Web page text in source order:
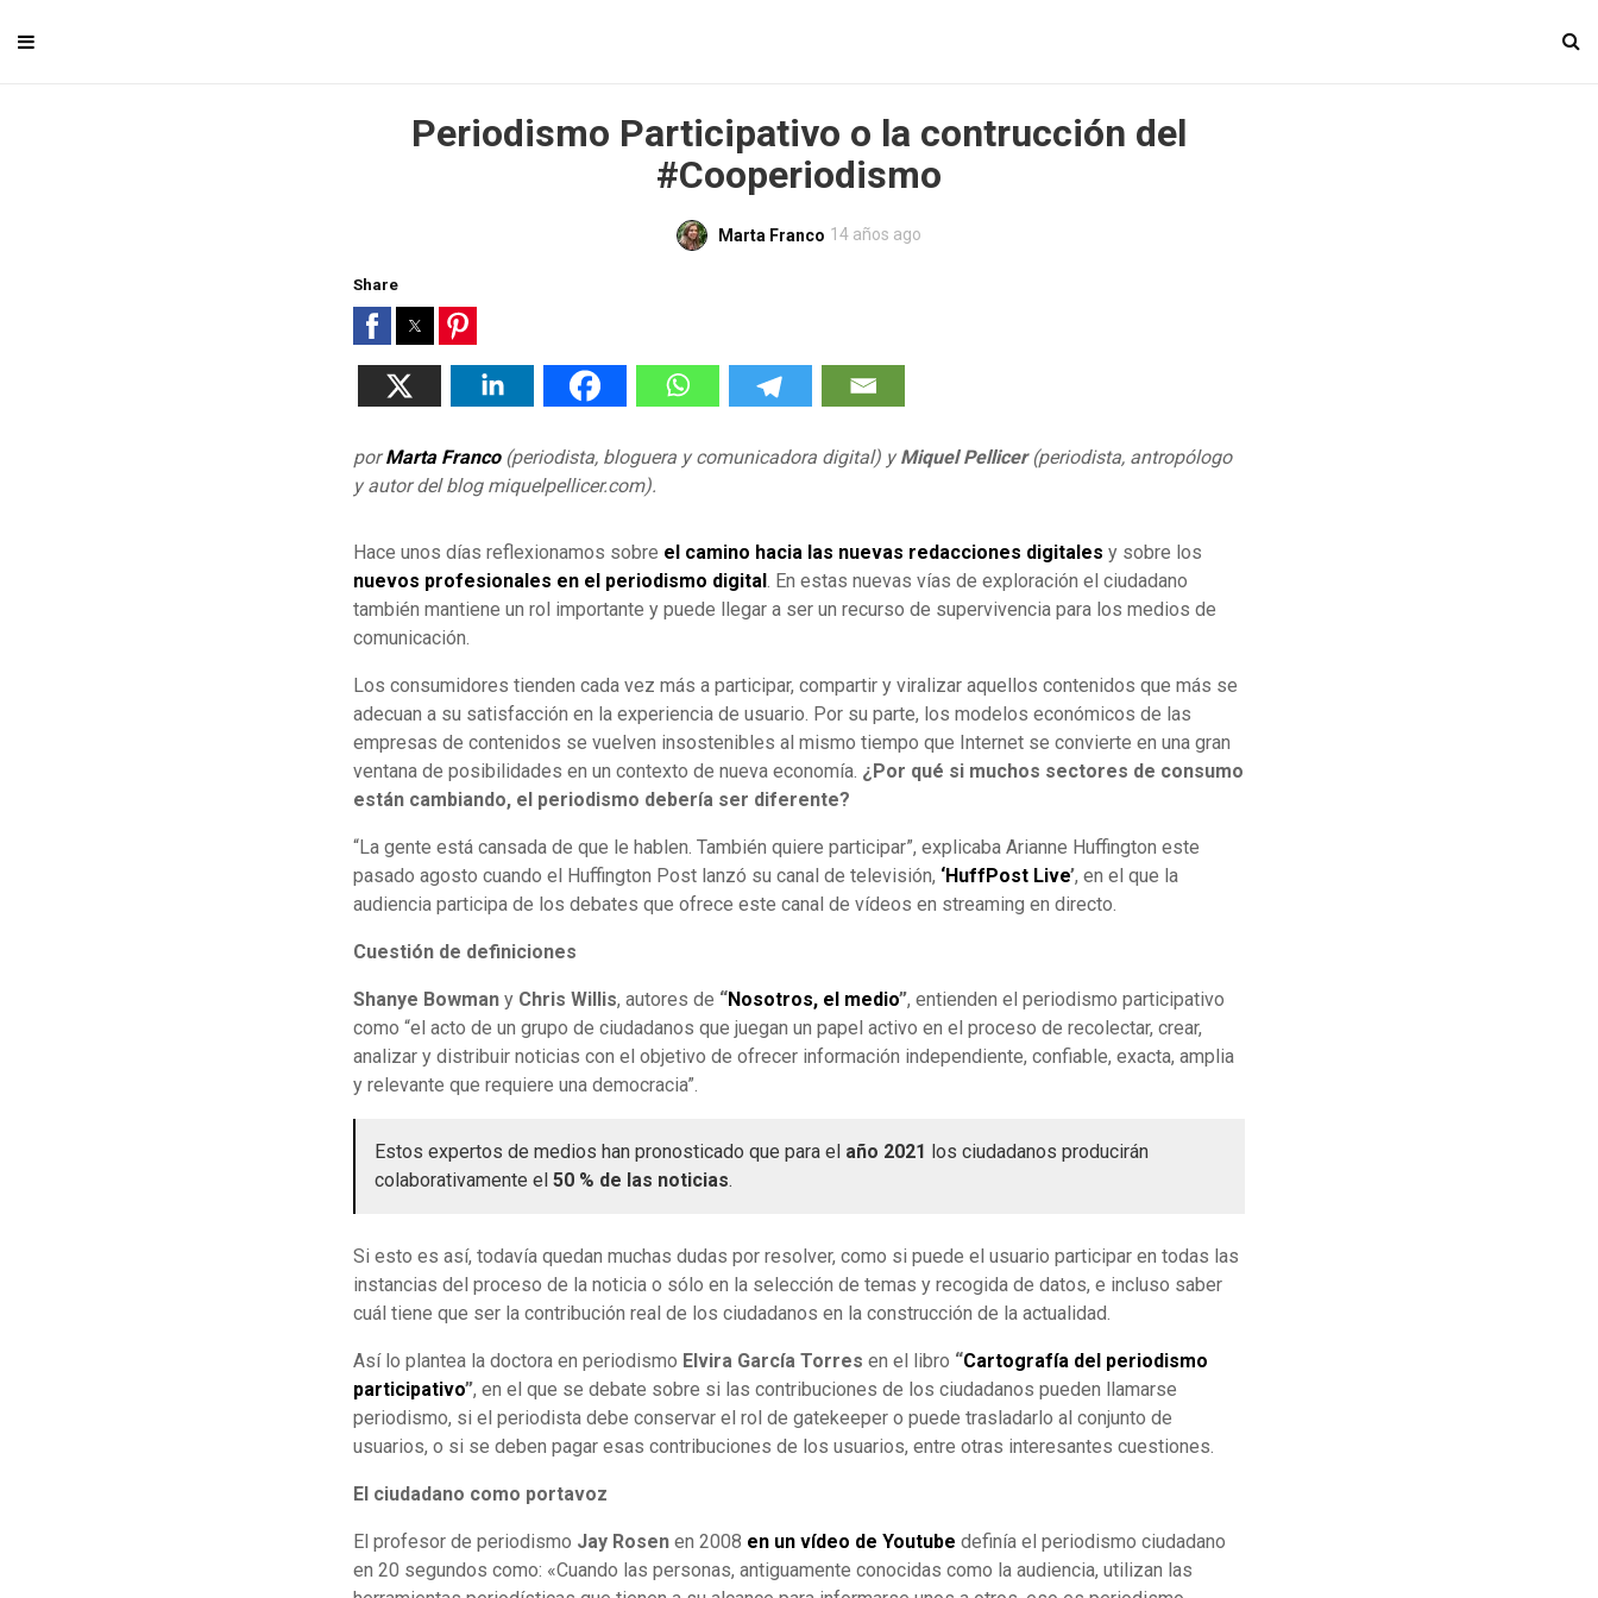
Periodismo Participativo o la contrucción del
#Cooperiodismo
Marta Franco 14 años ago
Share
porMarta Franco(periodista, bloguera y comunicadora digital) yMiquel Pellicer(periodista, antropólogo
y autor del blog miquelpellicer.com).
Hace unos días reflexionamos sobre el camino hacia las nuevas redacciones digitales y sobre los
nuevos profesionales en el periodismo digital . En estas nuevas vías de exploración el ciudadano
también mantiene un rol importante y puede llegar a ser un recurso de supervivencia para los medios de
comunicación.
Los consumidores tienden cada vez más a participar, compartir y viralizar aquellos contenidos que más se
adecuan a su satisfacción en la experiencia de usuario. Por su parte, los modelos económicos de las
empresas de contenidos se vuelven insostenibles al mismo tiempo que Internet se convierte en una gran
ventana de posibilidades en un contexto de nueva economía. ¿Por qué si muchos sectores de consumo
están cambiando, el periodismo debería ser diferente?
“La gente está cansada de que le hablen. También quiere participar”, explicaba Arianne Huffington este
pasado agosto cuando el Huffington Post lanzó su canal de televisión, ‘HuffPost Live’, en el que la
audiencia participa de los debates que ofrece este canal de vídeos en streaming en directo.
Cuestión de definiciones
Shanye Bowman y Chris Willis, autores de “Nosotros, el medio”, entienden el periodismo participativo
como “el acto de un grupo de ciudadanos que juegan un papel activo en el proceso de recolectar, crear,
analizar y distribuir noticias con el objetivo de ofrecer información independiente, confiable, exacta, amplia
y relevante que requiere una democracia”.
Estos expertos de medios han pronosticado que para el año 2021 los ciudadanos producirán
colaborativamente el 50 % de las noticias.
Si esto es así, todavía quedan muchas dudas por resolver, como si puede el usuario participar en todas las
instancias del proceso de la noticia o sólo en la selección de temas y recogida de datos, e incluso saber
cuál tiene que ser la contribución real de los ciudadanos en la construcción de la actualidad.
Así lo plantea la doctora en periodismo Elvira García Torres en el libro “Cartografía del periodismo
participativo”, en el que se debate sobre si las contribuciones de los ciudadanos pueden llamarse
periodismo, si el periodista debe conservar el rol de gatekeeper o puede trasladarlo al conjunto de
usuarios, o si se deben pagar esas contribuciones de los usuarios, entre otras interesantes cuestiones.
El ciudadano como portavoz
El profesor de periodismo Jay Rosen en 2008 en un vídeo de Youtube definía el periodismo ciudadano
en 20 segundos como: «Cuando las personas, antiguamente conocidas como la audiencia, utilizan las